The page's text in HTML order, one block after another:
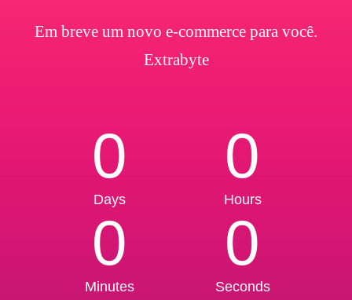
Em breve um novo e-commerce para você.
Extrabyte
0
Days
0
Hours
0
Minutes
0
Seconds